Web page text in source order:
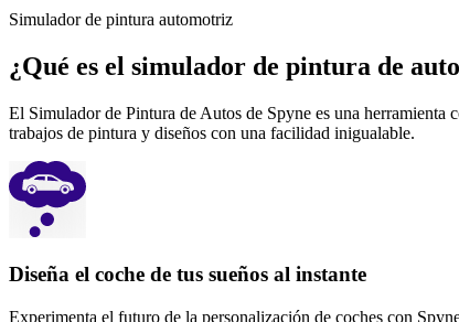
Simulador de pintura automotriz
¿Qué es el simulador de pintura de
El Simulador de Pintura de Autos de Spyne es una
trabajos de pintura y diseños con una facilidad inigualable.
Diseña el coche de tus sueños al instante
Experimenta el futuro de la personalización de coches con